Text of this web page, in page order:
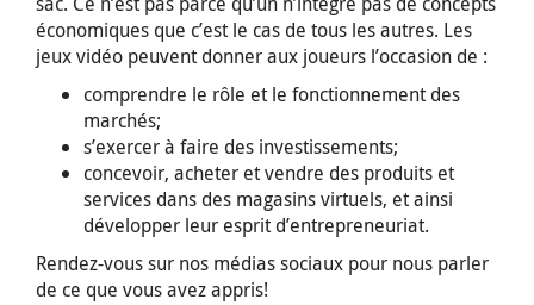
économiques que c’est le cas de tous les autres. Les
jeux vidéo peuvent donner aux joueurs l’occasion de :
comprendre le rôle et le fonctionnement des
marchés;
s’exercer à faire des investissements;
concevoir, acheter et vendre des produits et
services dans des magasins virtuels, et ainsi
développer leur esprit d’entrepreneuriat.
Rendez-vous sur nos médias sociaux pour nous parler
de ce que vous avez appris!